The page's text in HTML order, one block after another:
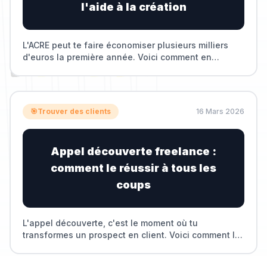
l'aide à la création
L'ACRE peut te faire économiser plusieurs milliers
d'euros la première année. Voici comment en
🎯Trouver des clients 16 Mars 2026
Appel découverte freelance :
comment le réussir à tous les
coups
L'appel découverte, c'est le moment où tu
transformes un prospect en client. Voici comment le